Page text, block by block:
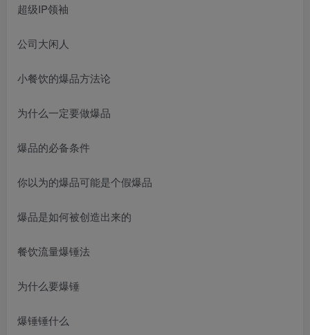
超级IP领袖
公司大闲人
小餐饮的爆品方法论
为什么一定要做爆品
爆品的必备条件
你以为的爆品可能是个假爆品
爆品是如何被创造出来的
餐饮流量爆锤法
为什么要爆锤
爆锤锤什么